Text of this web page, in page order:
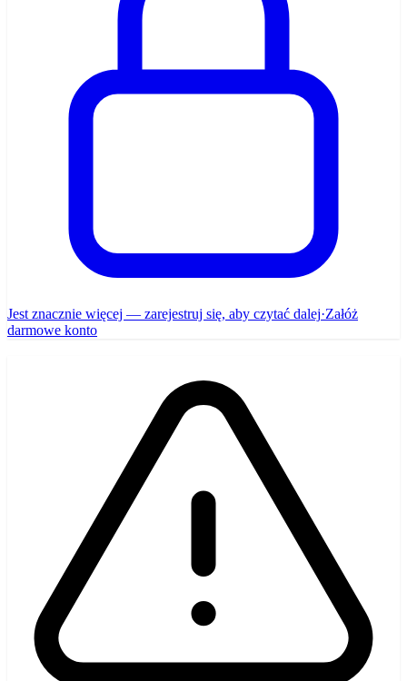
Jest znacznie więcej — zarejestruj się, aby czytać dalej·Załóż
darmowe konto